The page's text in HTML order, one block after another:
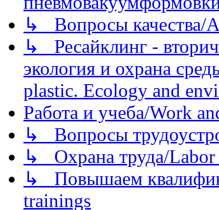
↳ Вопросы качества/
↳ Ресайклинг -
экология и охрана
plastic. Ecology and
Работа и учеба/Work
↳ Вопросы
↳ Охрана труда/Labor
↳ Повышаем
trainings